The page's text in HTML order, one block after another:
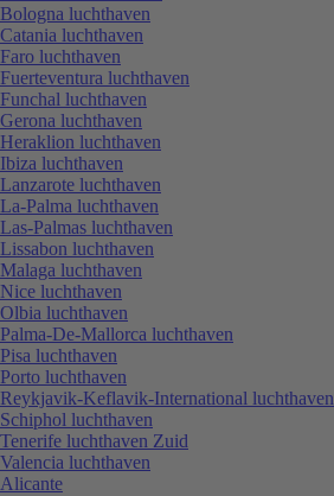
Bologna luchthaven
Catania luchthaven
Faro luchthaven
Fuerteventura luchthaven
Funchal luchthaven
Gerona luchthaven
Heraklion luchthaven
Ibiza luchthaven
Lanzarote luchthaven
La-Palma luchthaven
Las-Palmas luchthaven
Lissabon luchthaven
Malaga luchthaven
Nice luchthaven
Olbia luchthaven
Palma-De-Mallorca luchthaven
Pisa luchthaven
Porto luchthaven
Reykjavik-Keflavik-International luchthaven
Schiphol luchthaven
Tenerife luchthaven Zuid
Valencia luchthaven
Alicante